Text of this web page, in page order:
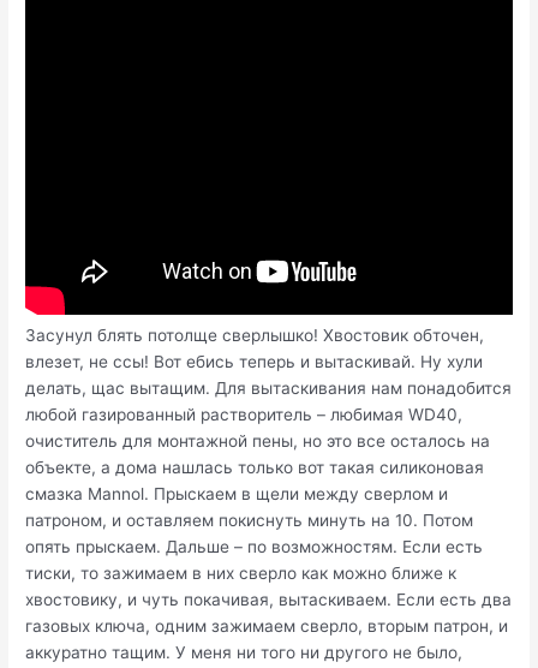
Засунул блять потолще сверлышко! Хвостовик обточен,
влезет, не ссы! Вот ебись теперь и вытаскивай. Ну хули
делать, щас вытащим. Для вытаскивания нам понадобится
любой газированный растворитель – любимая WD40,
очиститель для монтажной пены, но это все осталось на
объекте, а дома нашлась только вот такая силиконовая
смазка Mannol. Прыскаем в щели между сверлом и
патроном, и оставляем покиснуть минуть на 10. Потом
опять прыскаем. Дальше – по возможностям. Если есть
тиски, то зажимаем в них сверло как можно ближе к
хвостовику, и чуть покачивая, вытаскиваем. Если есть два
газовых ключа, одним зажимаем сверло, вторым патрон, и
аккуратно тащим. У меня ни того ни другого не было,